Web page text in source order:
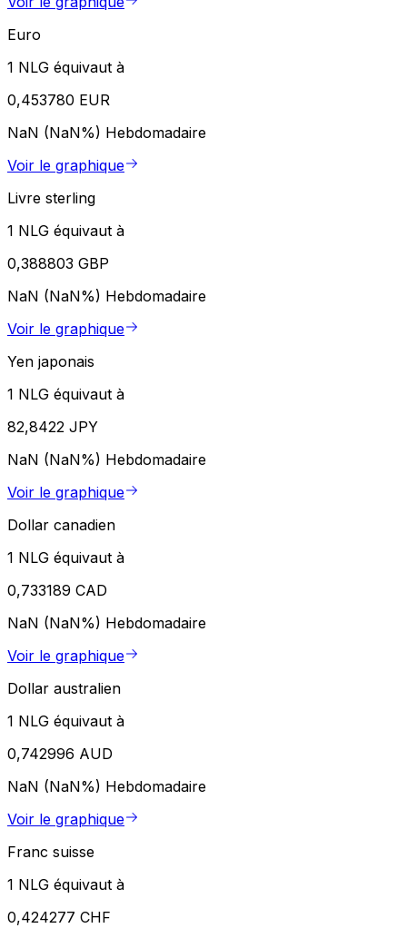
Euro
1 NLG équivaut à
0,453780 EUR
NaN (NaN%) Hebdomadaire
Voir le graphique
Livre sterling
1 NLG équivaut à
0,388803 GBP
NaN (NaN%) Hebdomadaire
Voir le graphique
Yen japonais
1 NLG équivaut à
82,8422 JPY
NaN (NaN%) Hebdomadaire
Voir le graphique
Dollar canadien
1 NLG équivaut à
0,733189 CAD
NaN (NaN%) Hebdomadaire
Voir le graphique
Dollar australien
1 NLG équivaut à
0,742996 AUD
NaN (NaN%) Hebdomadaire
Voir le graphique
Franc suisse
1 NLG équivaut à
0,424277 CHF